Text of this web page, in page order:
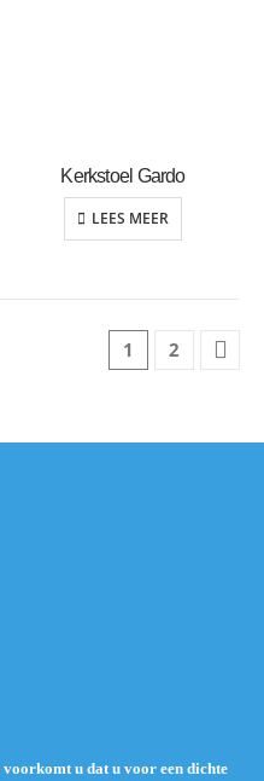
Kerkstoel Gardo
LEES MEER
1 2
u dat u voor een dichte